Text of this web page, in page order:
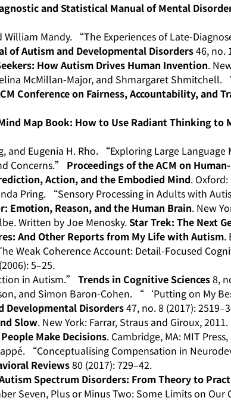
and Statistical Manual of Mental
William Mandy. “The Experiences of Late-
of Autism and Developmental Disorders46, no.
How Autism Drives Human Invention.
McMillan-Major, and Shmargaret Shmitchell.
Conference on Fairness, Accountability, and
Map Book: How to Use Radiant Thinking
and Eugenia H. Rho. “Exploring Large
Concerns.” Proceedings of the ACM on
Action, and the Embodied Mind.
Pring. “Sensory Processing in Adults with
Emotion, Reason, and the Human Brain. New
Written by Joe Menosky.Star Trek: The Next
And Other Reports from My Life with Autism.
Weak Coherence Account: Detail-Focused
5–25.
in Autism.”Trends in Cognitive Sciences8,
and Simon Baron-Cohen. “‘Putting on My
Developmental Disorders47, no. 8 (2017):
Slow. New York: Farrar, Straus and Giroux, 2011.
Make Decisions. Cambridge, MA: MIT
“Conceptualising Compensation in
Reviews80 (2017): 729–42.
Spectrum Disorders: From Theory to
Seven, Plus or Minus Two: Some Limits on